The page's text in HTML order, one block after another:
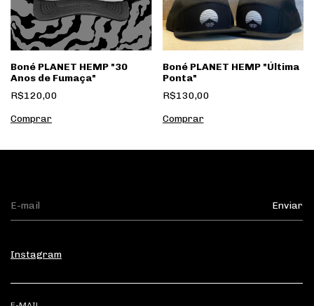
Boné PLANET HEMP "30
Anos de Fumaça"
R$120,00
Boné PLANET HEMP "Última
Ponta"
R$130,00
Instagram